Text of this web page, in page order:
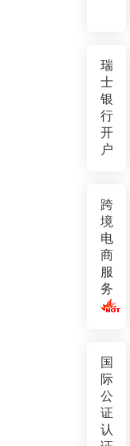
瑞
士
银
行
开
户
跨
境
电
商
服
务
国
际
公
证
认